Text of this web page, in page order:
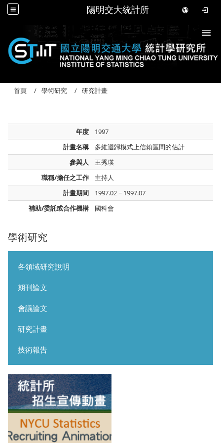
陽明交大統計所
學術研究
各領域研究說明
期刊論文
會議論文
研究計畫
技術報告
首頁 學術研究 研究計畫
年度
1997
計畫名稱
多維迴歸模式上信賴區間的估計
參與人
王秀瑛
職稱/擔任之工作
主持人
計畫期間
1997.02 ~ 1997.07
補助/委託或合作機構
國科會